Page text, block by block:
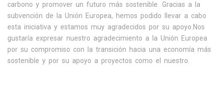
carbono y promover un futuro más sostenible. Gracias a la
subvención de la Unión Europea, hemos podido llevar a cabo
esta iniciativa y estamos muy agradecidos por su apoyo.Nos
gustaría expresar nuestro agradecimiento a la Unión Europea
por su compromiso con la transición hacia una economía más
sostenible y por su apoyo a proyectos como el nuestro.